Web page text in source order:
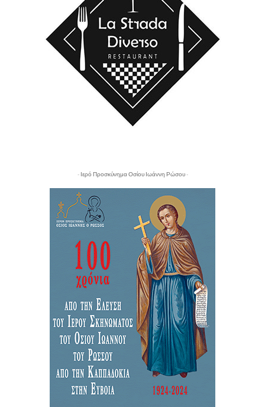
- Ιερό Προσκύνημα Οσίου Ιωάννη Ρώσου -